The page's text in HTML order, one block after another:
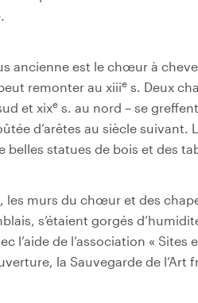
ancienne est le chœur à
remonter au xiiie s. Deux
et xixe s. au nord – se
d’arêtes au siècle suivant.
belles statues de bois et des
les murs du chœur et des
s’étaient gorgés
l’aide de l’association «
la Sauvegarde de